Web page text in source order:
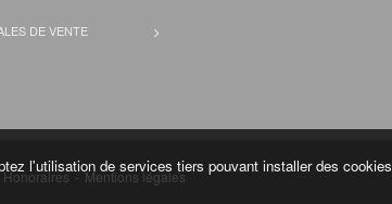
DE VENTE
Honoraires-Mentions légales
l'utilisation de services tiers pouvant installer des cookies